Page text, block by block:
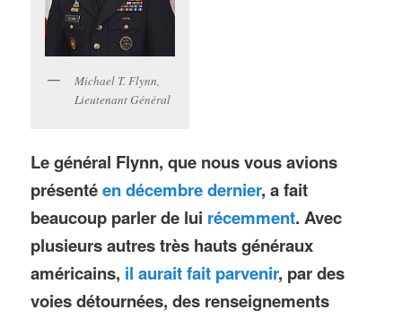
Michael T. Flynn,
Lieutenant Général
Le général Flynn, que nous vous avions
présentéen décembre dernier, a fait
beaucoup parler de lui récemment. Avec
plusieurs autres très hauts généraux
américains, il aurait fait parvenir, par des
voies détournées, des renseignements